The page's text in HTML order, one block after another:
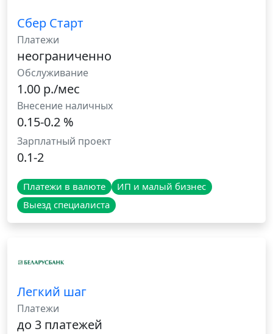
Сбер Старт
Платежи
неограниченно
Обслуживание
1.00 р./мес
Внесение наличных
0.15-0.2 %
Зарплатный проект
0.1-2
Платежи в валюте
ИП и малый бизнес
Выезд специалиста
Легкий шаг
Платежи
до 3 платежей